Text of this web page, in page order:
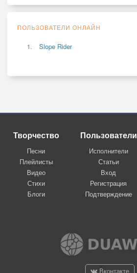
ПОЛЬЗОВАТЕЛИ ОНЛАЙН
Slope Rider
Творчество
Песни
Плейлисты
Видео
Стихи
Блоги
Пользователи
Исполнители
Статьи
Вход
Регистрация
Подтверждение
Вконтакте